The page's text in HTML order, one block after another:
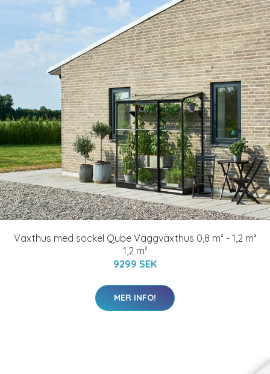
Växthus med sockel Qube Väggväxthus 0,8 m² - 1,2 m²
1,2 m²
9299 SEK
MER INFO!